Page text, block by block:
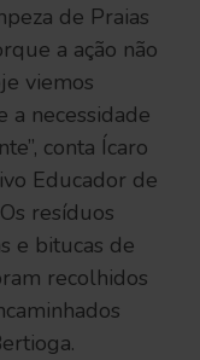
de Praias
a ação não
viemos
a necessidade
conta Ícaro
Educador de
resíduos
e bitucas de
recolhidos